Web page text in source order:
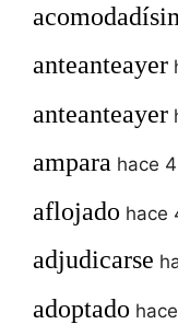
anteanteayer
anteanteayer
ampara hace
aflojado hace
adjudicarse
adoptado